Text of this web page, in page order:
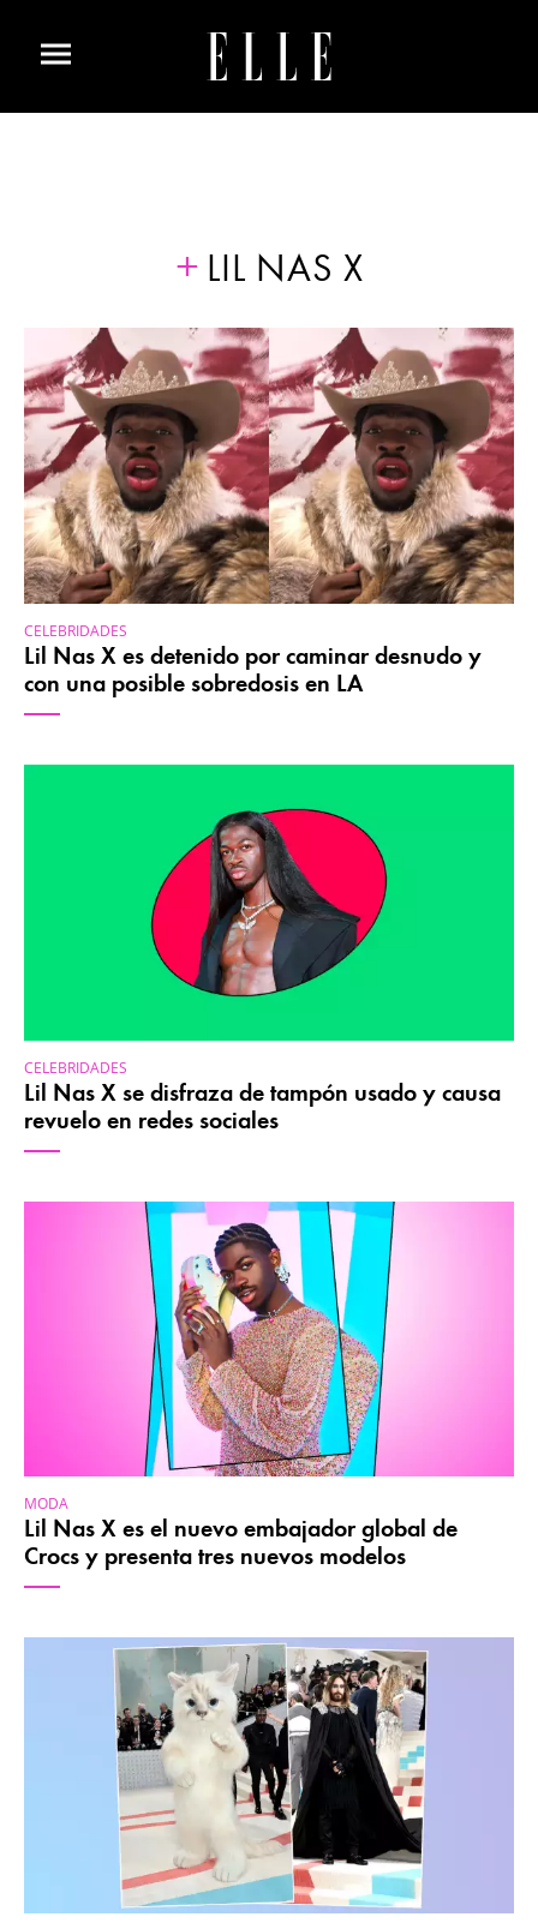
LIL NAS X
CELEBRIDADES
Lil Nas X es detenido por caminar desnudo y
con una posible sobredosis en LA
CELEBRIDADES
Lil Nas X se disfraza de tampón usado y causa
revuelo en redes sociales
MODA
Lil Nas X es el nuevo embajador global de
Crocs y presenta tres nuevos modelos